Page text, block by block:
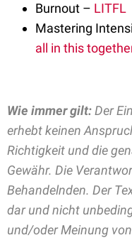
Burnout – LITFL
Mastering
all in this
Wie immer gilt:Der
erhebt keinen
Richtigkeit und die
Gewähr. Die
Behandelnden. Der
dar und nicht
und/oder Meinung